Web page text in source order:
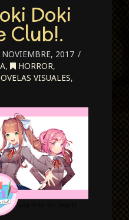
Doki
NOVIEMBRE, 2017
, HORROR,
VISUALES,